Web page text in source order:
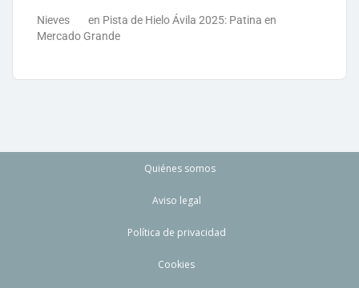
Nieves en Pista de Hielo Ávila 2025: Patina en
Mercado Grande
Quiénes somos
Aviso legal
Política de privacidad
Cookies